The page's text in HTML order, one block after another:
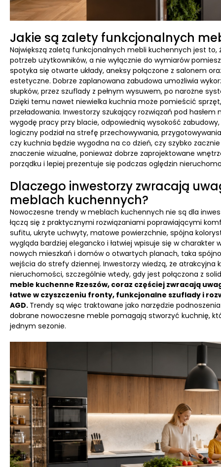
Jakie są zalety funkcjonalnych
Największą zaletą funkcjonalnych mebli kuchennych jest
potrzeb użytkowników, a nie wyłącznie do wymiarów
spotyka się otwarte układy, aneksy połączone z salonem
estetyczne. Dobrze zaplanowana zabudowa umożliwia
słupków, przez szuflady z pełnym wysuwem, po narożne
Dzięki temu nawet niewielka kuchnia może pomieścić
przeładowania. Inwestorzy szukający rozwiązań pod
wygodę pracy przy blacie, odpowiednią wysokość
logiczny podział na strefę przechowywania,
czy kuchnia będzie wygodna na co dzień, czy szybko
znaczenie wizualne, ponieważ dobrze zaprojektowane
porządku i lepiej prezentuje się podczas oględzin
Dlaczego inwestorzy zwracają
meblach kuchennych?
Nowoczesne trendy w meblach kuchennych nie są dla
łączą się z praktycznymi rozwiązaniami poprawiającymi
sufitu, ukryte uchwyty, matowe powierzchnie, spójna
wygląda bardziej elegancko i łatwiej wpisuje się w charakter
nowych mieszkań i domów o otwartych planach, taka
wejścia do strefy dziennej. Inwestorzy wiedzą, że
nieruchomości, szczególnie wtedy, gdy jest połączona z
meble kuchenne Rzeszów, coraz częściej zwracają
łatwe w czyszczeniu fronty, funkcjonalne szuflady i
AGD. Trendy są więc traktowane jako narzędzie
dobrane nowoczesne meble pomagają stworzyć kuchnię,
jednym sezonie.